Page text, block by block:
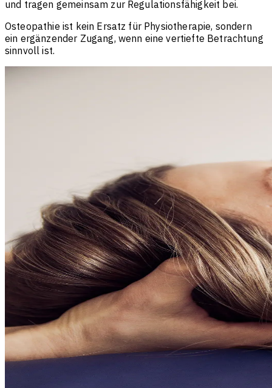
und tragen gemeinsam zur Regulationsfähigkeit bei.
Osteopathie ist kein Ersatz für Physiotherapie, sondern
ein ergänzender Zugang, wenn eine vertiefte Betrachtung
sinnvoll ist.